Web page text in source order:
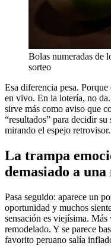
Bolas numeradas de
sorteo
Esa diferencia pesa.
en vivo. En la lotería, no da.
sirve más como aviso que
“resultados” para decidir
mirando el espejo retrovisor.
La trampa
demasiado a
Pasa seguido: aparece un
oportunidad y muchos
sensación es viejísima.
remodelado. Y se parece
favorito peruano salía